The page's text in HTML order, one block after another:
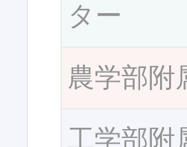
ター
農学部附
工学部附